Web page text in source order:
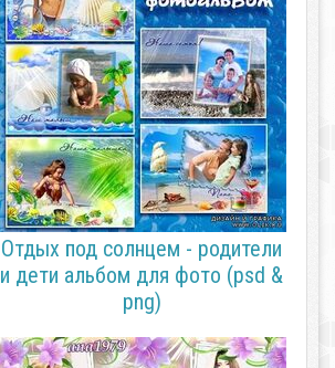
Отдых под солнцем - родители
и дети альбом для фото (psd &
png)